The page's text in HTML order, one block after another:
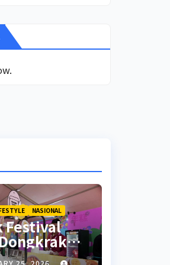
NASIONAL
Festival
UMKM
25, 2026